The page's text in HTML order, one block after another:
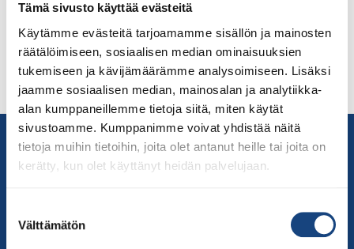
Tämä sivusto käyttää evästeitä
Käytämme evästeitä tarjoamamme sisällön ja mainosten
räätälöimiseen, sosiaalisen median ominaisuuksien
tukemiseen ja kävijämäärämme analysoimiseen. Lisäksi
jaamme sosiaalisen median, mainosalan ja analytiikka-
alan kumppaneillemme tietoja siitä, miten käytät
sivustoamme. Kumppanimme voivat yhdistää näitä
tietoja muihin tietoihin, joita olet antanut heille tai joita on
kerätty, kun olet käyttänyt heidän palvelujaan.
valinta
Välttämätön
(Hollolan Holjutai). Naiset esittävät Katameno-katan ja
miehet Kimeno-katan. Tätä uutista kirjoittaessa
ensimmäisen päivän suoritukset ovat takana. Miehet
ovat selvittäneet tiensä hienosti sunnuntain finaaliin,
jonne suuntaavat pisteillä 514,5 kolmannelta sijalta […]
Yhteystiedot
Suomen Judoliitto